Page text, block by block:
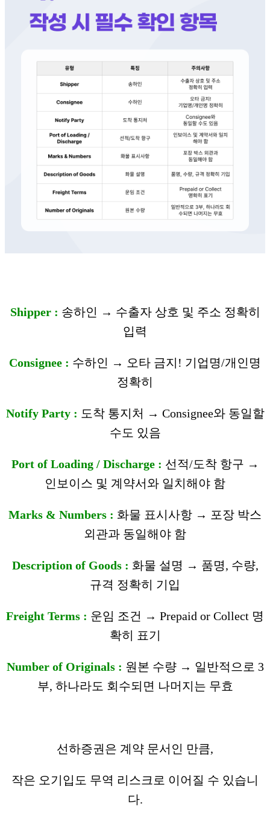
Shipper : 송하인 → 수출자 상호 및 주소 정확히
입력
Consignee : 수하인 → 오타 금지! 기업명/개인명
정확히
Notify Party : 도착 통지처 → Consignee와 동일할
수도 있음
Port of Loading / Discharge : 선적/도착 항구 →
인보이스 및 계약서와 일치해야 함
Marks & Numbers : 화물 표시사항 → 포장 박스
외관과 동일해야 함
Description of Goods : 화물 설명 → 품명, 수량,
규격 정확히 기입
Freight Terms : 운임 조건 → Prepaid or Collect 명
확히 표기
Number of Originals : 원본 수량 → 일반적으로 3
부, 하나라도 회수되면 나머지는 무효
선하증권은 계약 문서인 만큼,
작은 오기입도 무역 리스크로 이어질 수 있습니
다.